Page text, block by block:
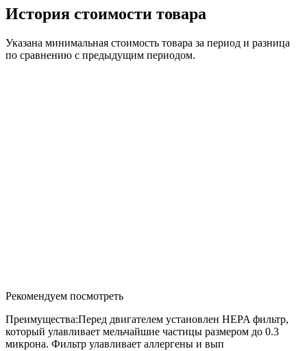
История стоимости товара
Указана минимальная стоимость товара за период и разница
по сравнению с предыдущим периодом.
Рекомендуем посмотреть
Преимущества:Перед двигателем установлен HEPA фильтр,
который улавливает мельчайшие частицы размером до 0.3
микрона. Фильтр улавливает аллергены и вып